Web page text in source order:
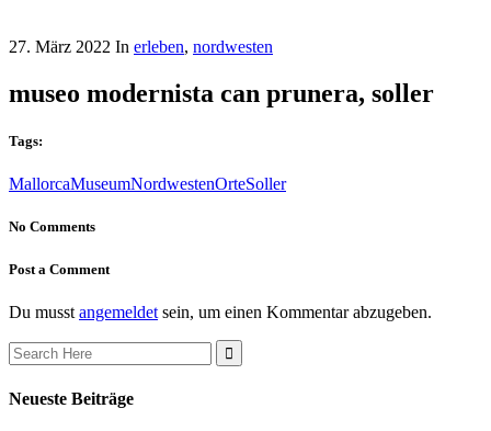
27. März 2022 In erleben, nordwesten
museo modernista can prunera, soller
Tags:
MallorcaMuseumNordwestenOrteSoller
No Comments
Post a Comment
Du musst angemeldet sein, um einen Kommentar abzugeben.
Search
for:
Neueste Beiträge